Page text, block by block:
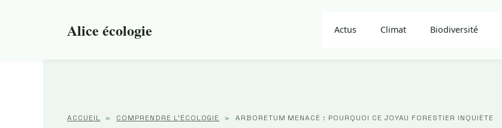
Alice écologie Actus Climat Biodiversité
ACCUEIL » COMPRENDRE L'ÉCOLOGIE » ARBORETUM MENACÉ : POURQUOI CE JOYAU FORESTIER INQUIÈTE